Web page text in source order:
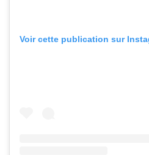
Voir cette publication sur